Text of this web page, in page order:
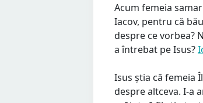
Acum femeia
Iacov, pentru că
despre ce vorbea?
a întrebat pe Isus?
Isus știa că femeia
despre altceva. I-a